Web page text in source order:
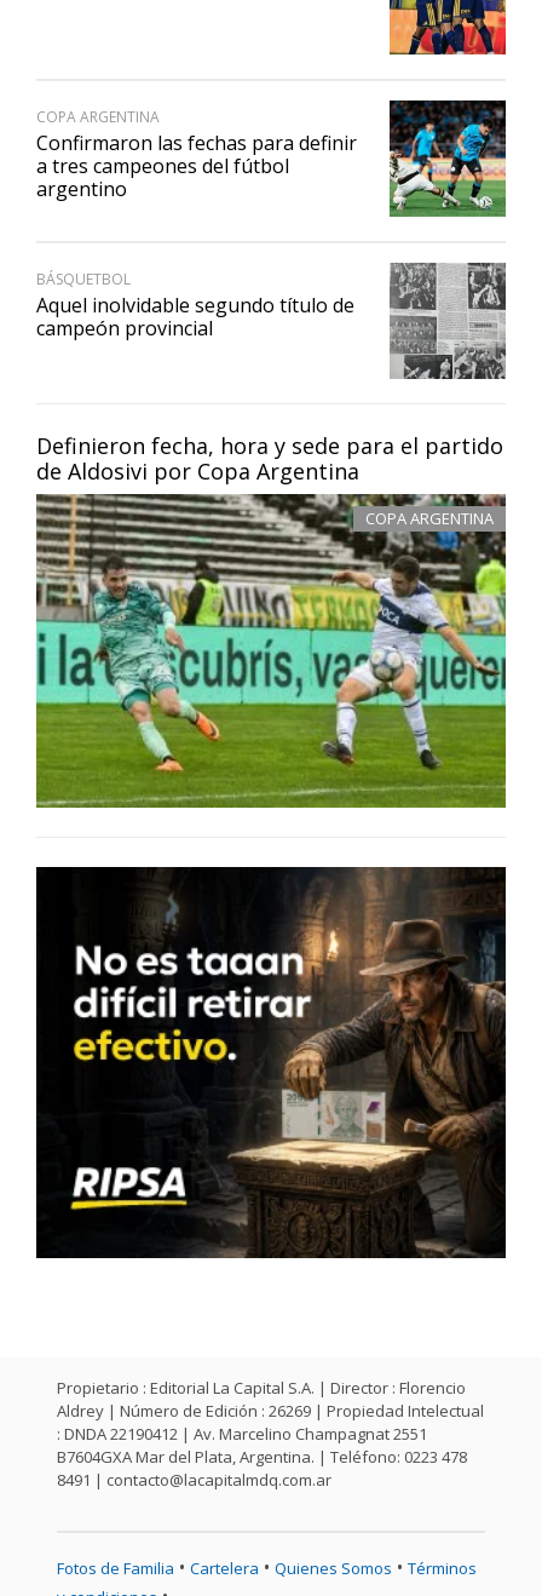
Definieron fecha, hora y sede para el partido
de Aldosivi por Copa Argentina
COPA ARGENTINA
COPA ARGENTINA
Confirmaron las fechas para definir
a tres campeones del fútbol
argentino
BÁSQUETBOL
Aquel inolvidable segundo título de
campeón provincial
Propietario : Editorial La Capital S.A. | Director : Florencio
Aldrey | Número de Edición : 26269 | Propiedad Intelectual
: DNDA 22190412 | Av. Marcelino Champagnat 2551
B7604GXA Mar del Plata, Argentina. | Teléfono: 0223 478
8491 | contacto@lacapitalmdq.com.ar
Fotos de Familia • Cartelera • Quienes Somos • Términos